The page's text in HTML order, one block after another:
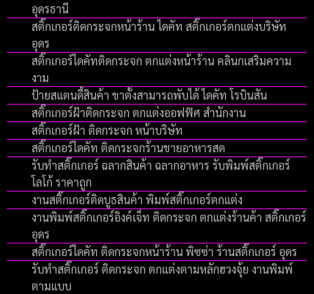
อุดรธานี
สติ๊กเกอร์ติดกระจกหน้าร้าน ไดคัท สติ๊กเกอร์ตกแต่งบริษัท
อุดร
สติ๊กเกอร์ไดคัทติดกระจก ตกแต่งหน้าร้าน คลินกเสริมความ
งาม
ป้ายสแตนดี้สินค้า ขาตั้งสามารถพับได้ ไดคัท โรบินสัน
สติ๊กเกอร์ฝ้าติดกระจก ตกแต่งออฟฟิศ สำนักงาน
สติ๊กเกอร์ฝ้า ติดกระจก หน้าบริษัท
สติ๊กเกอร์ไดคัท ติดกระจกร้านขายอาหารสด
รับทําสติ๊กเกอร์ ฉลากสินค้า ฉลากอาหาร รับพิมพ์สติ๊กเกอร์
โลโก้ ราคาถูก
งานสติ๊กเกอร์ติดบูธสินค้า พิมพ์สติ๊กเกอร์ตกแต่ง
งานพิมพ์สติ๊กเกอร์อิงค์เจ็ท ติดกระจก ตกแต่งร้านค้า สติ๊กเกอร์
อุดร
สติ๊กเกอร์ไดคัท ติดกระจกหน้าร้าน พิซซ่า ร้านสติ๊กเกอร์ อุดร
รับทำสติ๊กเกอร์ ติดกระจก ตกแต่งตามหลักฮวงจุ้ย งานพิมพ์
ตามแบบ